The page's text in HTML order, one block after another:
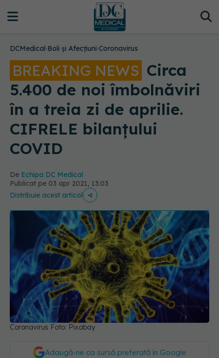
DCMedical›Boli și Afecțiuni›Coronavirus
BREAKING NEWS Circa
5.400 de noi îmbolnăviri
în a treia zi de aprilie.
CIFRELE bilanțului
COVID
De Echipa DC Medical
Publicat pe 03 apr 2021, 13:03
Distribuie acest articol
Coronavirus Foto: Pixabay
Adaugă-ne ca sursă preferată în Google